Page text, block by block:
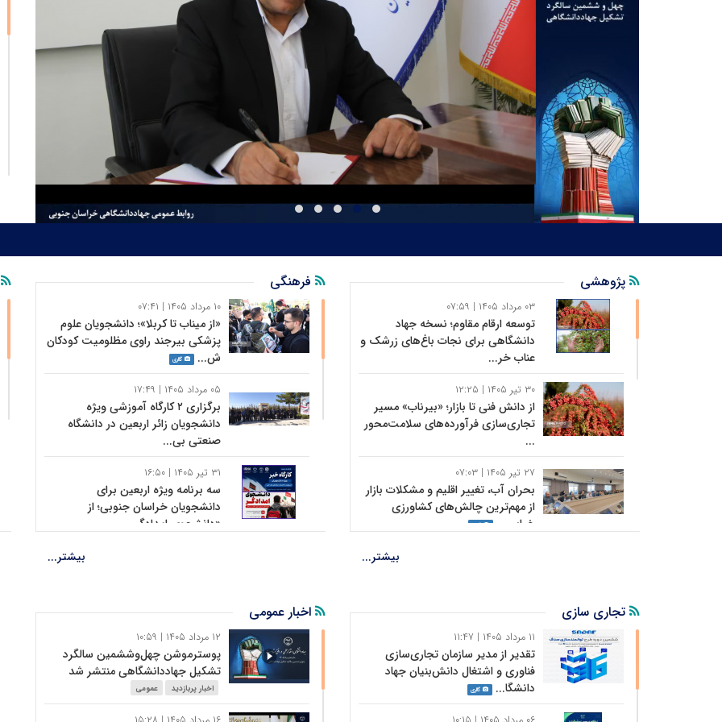
پژوهشی
۰۳ مرداد ۱۴۰۵ | ۰۷:۵۹
توسعه ارقام مقاوم؛ نسخه جهاد
دانشگاهی برای نجات باغ‌های زرشک و
عناب خر...
اخبار پربازدید پژوهشی
۳۰ تیر ۱۴۰۵ | ۱۲:۲۵
از دانش فنی تا بازار؛ «بیرناب» مسیر
تجاری‌سازی فرآورده‌های سلامت‌محور
...
اخبار پربازدید پژوهشی
۲۷ تیر ۱۴۰۵ | ۰۷:۰۳
بحران آب، تغییر اقلیم و مشکلات بازار
از مهم‌ترین چالش‌های کشاورزی
خراس...
گالری
۲۴ تیر ۱۴۰۵ | ۰۷:۳۶
عناب خراسان جنوبی در مسیر تحول؛
همفکری برای رفع موانع تولید
اخبار پربازدید پژوهشی
بیشتر...
فرهنگی
۱۰ مرداد ۱۴۰۵ | ۰۷:۴۱
«از میناب تا کربلا»؛ دانشجویان علوم
پزشکی بیرجند راوی مظلومیت کودکان
ش...
گالری
اخبار پربازدید فرهنگی
۰۵ مرداد ۱۴۰۵ | ۱۷:۴۹
برگزاری ۲ کارگاه آموزشی ویژه
دانشجویان زائر اربعین در دانشگاه
صنعتی بی...
اخبار پربازدید فرهنگی
۳۱ تیر ۱۴۰۵ | ۱۶:۵۰
سه برنامه ویژه اربعین برای
دانشجویان خراسان جنوبی؛ از
«دانشجوی امدادگر...
۳۰ تیر ۱۴۰۵ | ۰۷:۱۰
آماده ایفای نقش مؤثر در کاهش
آسیب‌های اجتماعی هستیم
اخبار پربازدید فرهنگی
بیشتر...
تجاری سازی
۱۱ مرداد ۱۴۰۵ | ۱۱:۴۷
تقدیر از مدیر سازمان تجاری‌سازی
فناوری و اشتغال دانش‌بنیان جهاد
دانشگا...
گالری
اخبار پربازدید اشتغال
اخبار عمومی
۱۲ مرداد ۱۴۰۵ | ۱۰:۵۹
پوسترموشن چهل‌وششمین سالگرد
تشکیل جهاددانشگاهی منتشر شد
اخبار پربازدید عمومی